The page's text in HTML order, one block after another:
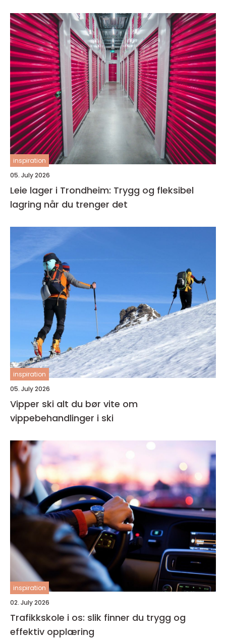
inspiration
05. July 2026
Leie lager i Trondheim: Trygg og fleksibel
lagring når du trenger det
inspiration
05. July 2026
Vipper ski alt du bør vite om
vippebehandlinger i ski
inspiration
02. July 2026
Trafikkskole i os: slik finner du trygg og
effektiv opplæring